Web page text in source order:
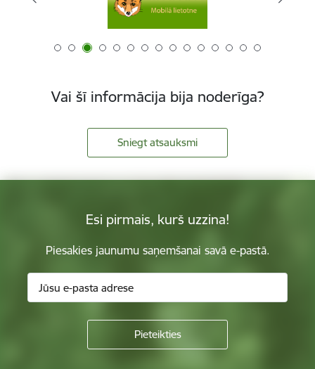
Vai šī informācija bija noderīga?
Sniegt atsauksmi
Esi pirmais, kurš uzzina!
Piesakies jaunumu saņemšanai savā e-pastā.